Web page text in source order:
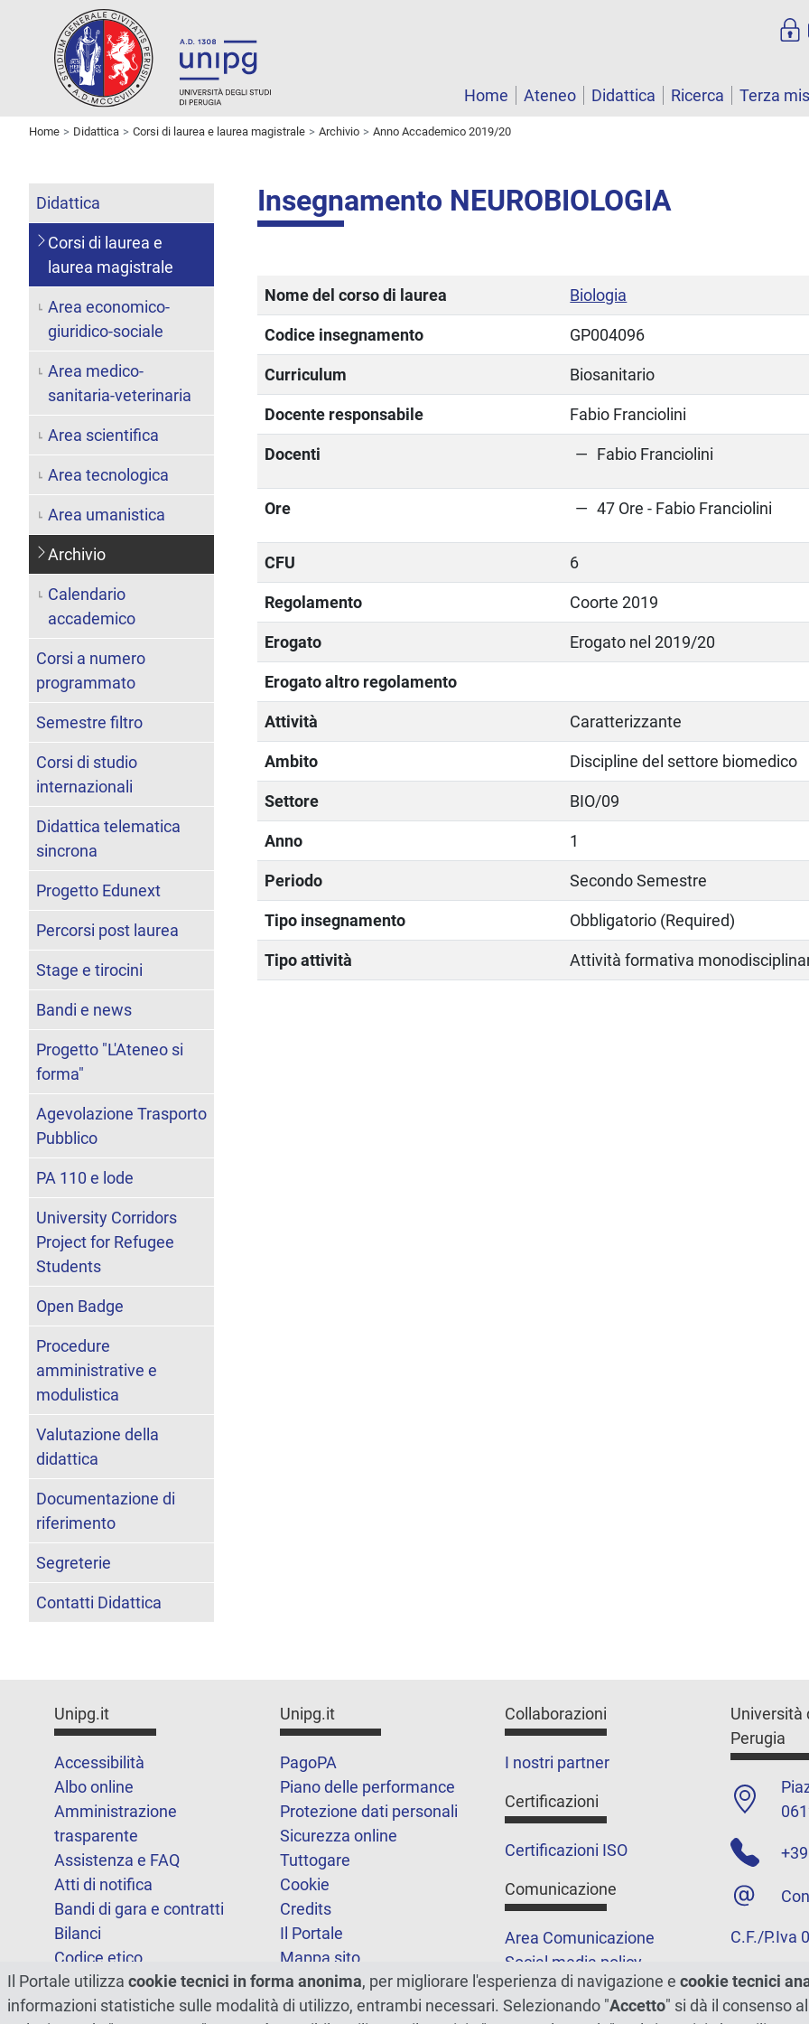
Home Ateneo Didattica Ricerca Terza
Home Didattica Corsi di laurea e laurea magistrale Archivio Anno Accademico 2019/20
Insegnamento NEUROBIOLOGIA
Nome del corso di laurea Biologia
Codice insegnamento GP004096
Curriculum Biosanitario
Docente responsabile Fabio Franciolini
Docenti Fabio Franciolini
Ore 47 Ore - Fabio Franciolini
CFU 6
Regolamento Coorte 2019
Erogato Erogato nel 2019/20
Erogato altro regolamento
Attività Caratterizzante
Ambito Discipline del settore biomedico
Settore BIO/09
Anno 1
Periodo Secondo Semestre
Tipo insegnamento Obbligatorio (Required)
Tipo attività Attività formativa
Didattica
Corsi di laurea e
laurea magistrale
Area economico-
giuridico-sociale
Area medico-
sanitaria-veterinaria
Area scientifica
Area tecnologica
Area umanistica
Archivio
Calendario
accademico
Corsi a numero
programmato
Semestre filtro
Corsi di studio
internazionali
Didattica telematica
sincrona
Progetto Edunext
Percorsi post laurea
Stage e tirocini
Bandi e news
Progetto "L'Ateneo si
forma"
Agevolazione Trasporto
Pubblico
PA 110 e lode
University Corridors
Project for Refugee
Students
Open Badge
Procedure
amministrative e
modulistica
Valutazione della
didattica
Documentazione di
riferimento
Segreterie
Contatti Didattica
Unipg.it
Accessibilità
Albo online
Amministrazione
trasparente
Assistenza e FAQ
Atti di notifica
Bandi di gara e contratti
Bilanci
Codice etico
FOIA
Note legali
Unipg.it
PagoPA
Piano delle performance
Protezione dati personali
Sicurezza online
Tuttogare
Cookie
Credits
Il Portale
Mappa sito
Statistiche
Dichiarazione di
Collaborazioni
I nostri partner
Certificazioni
Certificazioni ISO
Comunicazione
Area Comunicazione
Social media policy
Podcast
Merchandising e shop
Università
Perugia
C.F./P.Iva
Il Portale utilizza cookie tecnici in forma anonima, per migliorare l'esperienza di navigazione e cookie tecnici
informazioni statistiche sulle modalità di utilizzo, entrambi necessari. Selezionando "Accetto" si dà il consenso